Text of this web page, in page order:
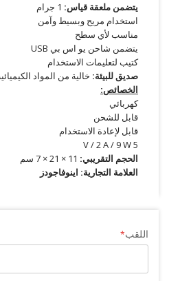
يتضمن ملعقة قياس:
استخدام مريح وبسيط وآمن
مناسب لأي سطح
يتضمن شاحن يو اس بي USB
كتيب لتعليمات الاستخدام
صديق للبيئة: خالية من المواد
الخصائص:
كهربائي
قابل للشحن
قابل لإعادة الاستخدام
5 V / 2 A / 9 W
الحجم التقريبي:
العلامة التجارية: اينوفاجودز
اللقب